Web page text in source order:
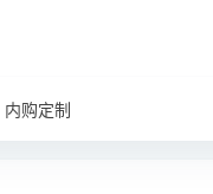
内购定制